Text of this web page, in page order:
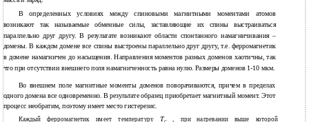
В определенных условиях между спиновыми магнитными моментами атомов
возникают так называемые обменные силы, заставляющие их спины выстраиваться
параллельно друг другу. В результате возникают области спонтанного намагничивания –
домены. В каждом домене все спины выстроены параллельно друг другу, т.е. ферромагнетик
в домене намагничен до насыщения. Направления моментов разных доменов хаотичны, так
что при отсутствии внешнего поля намагниченность равна нулю. Размеры доменов 1-10 мкм.
Во внешнем поле магнитные моменты доменов поворачиваются, причем в пределах
одного домена все одновременно. В результате образец приобретает магнитный момент. Этот
процесс необратим, поэтому имеет место гистерезис.
Каждый ферромагнетик имеет температуруТ
, при нагревании выше которой